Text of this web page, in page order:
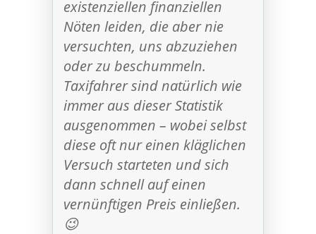
existenziellen finanziellen
Nöten leiden, die aber nie
versuchten, uns abzuziehen
oder zu beschummeln.
Taxifahrer sind natürlich wie
immer aus dieser Statistik
ausgenommen – wobei selbst
diese oft nur einen kläglichen
Versuch starteten und sich
dann schnell auf einen
vernünftigen Preis einließen.
😉